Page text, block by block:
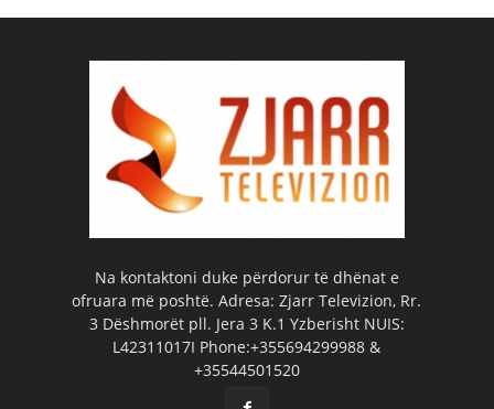
Na kontaktoni duke përdorur të dhënat e
ofruara më poshtë. Adresa: Zjarr Televizion, Rr.
3 Dëshmorët pll. Jera 3 K.1 Yzberisht NUIS:
L42311017I Phone:+355694299988 &
+35544501520